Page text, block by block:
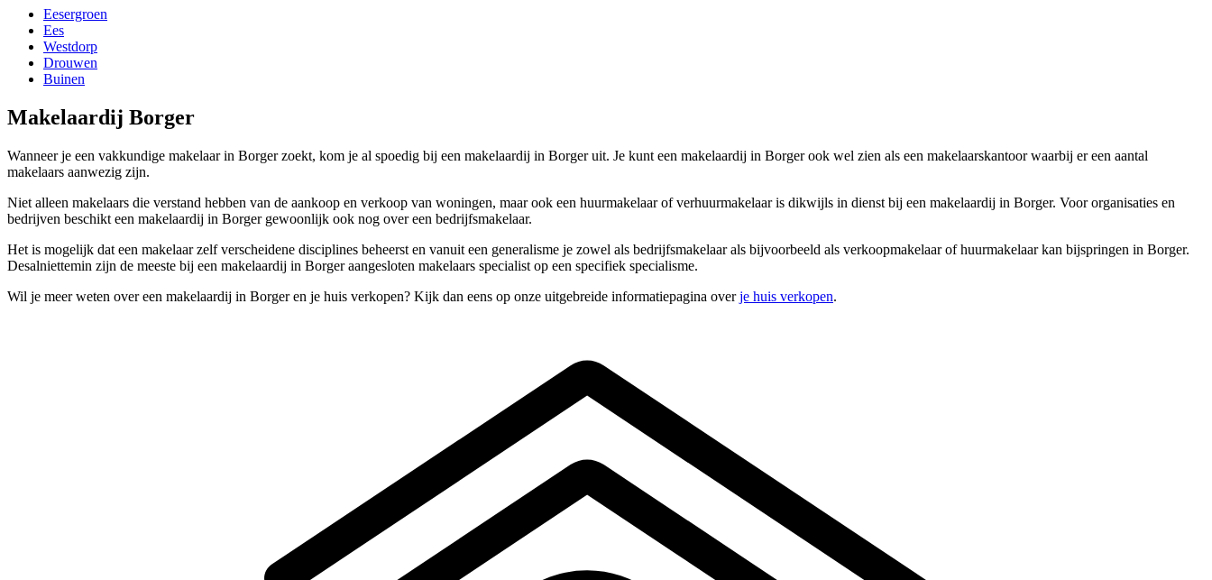
Eesergroen
Ees
Westdorp
Drouwen
Buinen
Makelaardij Borger
Wanneer je een vakkundige makelaar in Borger zoekt, kom je al spoedig bij een makelaardij in Borger uit. Je kunt een makelaardij in Borger ook wel zien als een makelaarskantoor waarbij er een aantal
makelaars aanwezig zijn.
Niet alleen makelaars die verstand hebben van de aankoop en verkoop van woningen, maar ook een huurmakelaar of verhuurmakelaar is dikwijls in dienst bij een makelaardij in Borger. Voor organisaties en
bedrijven beschikt een makelaardij in Borger gewoonlijk ook nog over een bedrijfsmakelaar.
Het is mogelijk dat een makelaar zelf verscheidene disciplines beheerst en vanuit een generalisme je zowel als bedrijfsmakelaar als bijvoorbeeld als verkoopmakelaar of huurmakelaar kan bijspringen in Borger.
Desalniettemin zijn de meeste bij een makelaardij in Borger aangesloten makelaars specialist op een specifiek specialisme.
Wil je meer weten over een makelaardij in Borger en je huis verkopen? Kijk dan eens op onze uitgebreide informatiepagina overje huis verkopen.